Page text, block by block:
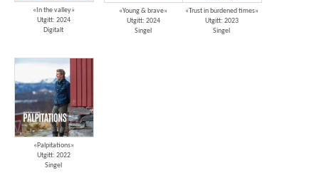
«In the valley»
Utgitt: 2024
Digitalt
«Young & brave»
Utgitt: 2024
Singel
«Trust in burdened times»
Utgitt: 2023
Singel
«Palpitations»
Utgitt: 2022
Singel